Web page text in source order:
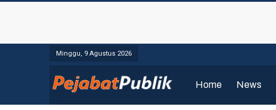
Minggu, 9 Agustus 2026
Home News